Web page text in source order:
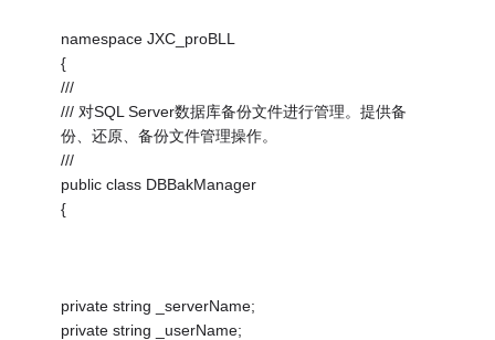
namespace JXC_proBLL
{
///
/// 对SQL Server数据库备份文件进行管理。提供备
份、还原、备份文件管理操作。
///
public class DBBakManager
{
private string _serverName;
private string _userName;